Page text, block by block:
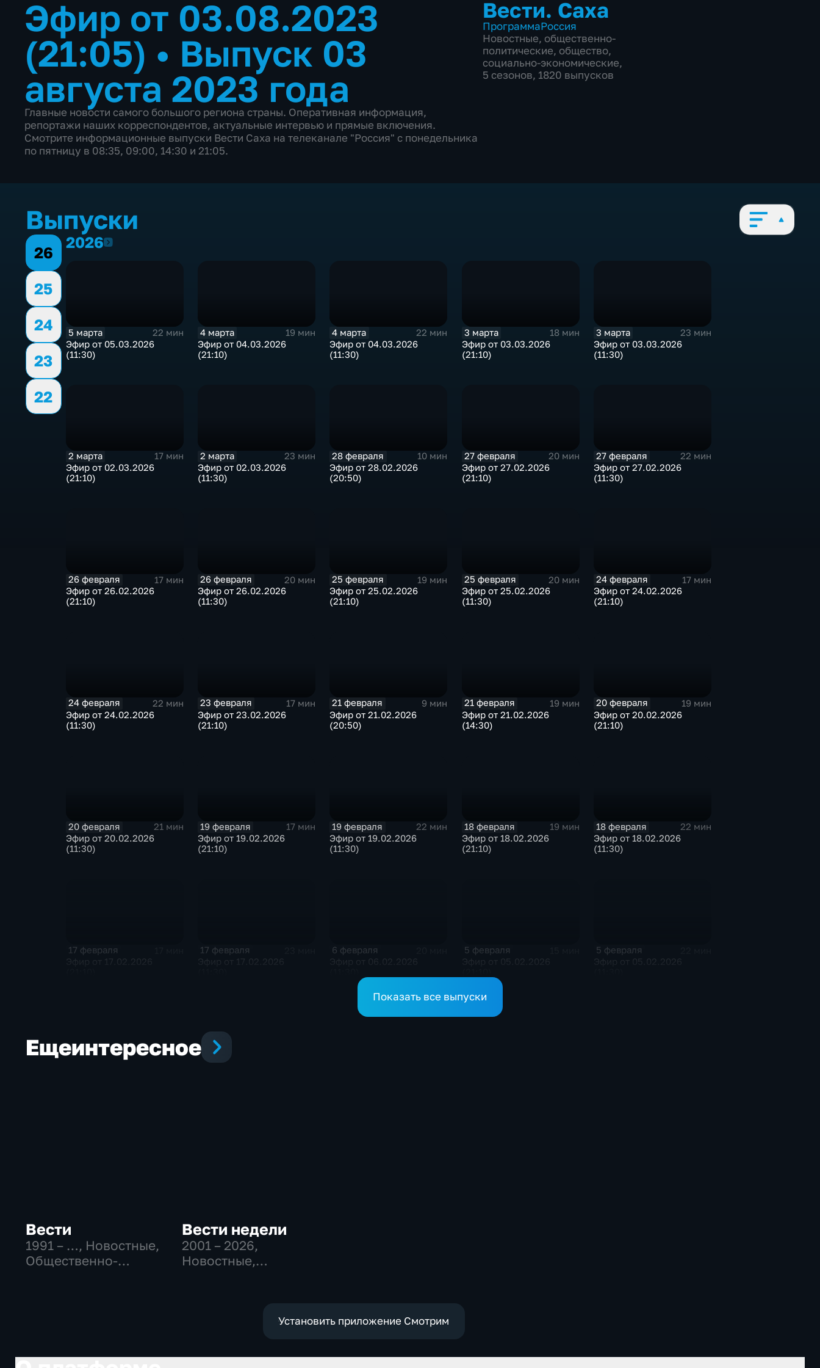
Эфир от 03.08.2023
(21:05) • Выпуск 03
августа 2023 года
Главные новости самого большого региона страны. Оперативная информация,
репортажи наших корреспондентов, актуальные интервью и прямые включения.
Смотрите информационные выпуски Вести Саха на телеканале "Россия" с понедельника
по пятницу в 08:35, 09:00, 14:30 и 21:05.
Вести. Саха
ПрограммаРоссия
Новостные, общественно-
политические, общество,
социально-экономические,
5 сезонов, 1820 выпусков
Выпуски
26
25
24
23
22
20262026
5 марта
22 мин
Эфир от 05.03.2026
(11:30)
4 марта
19 мин
Эфир от 04.03.2026
(21:10)
4 марта
22 мин
Эфир от 04.03.2026
(11:30)
3 марта
18 мин
Эфир от 03.03.2026
(21:10)
3 марта
23 мин
Эфир от 03.03.2026
(11:30)
2 марта
17 мин
Эфир от 02.03.2026
(21:10)
2 марта
23 мин
Эфир от 02.03.2026
(11:30)
28 февраля
10 мин
Эфир от 28.02.2026
(20:50)
27 февраля
20 мин
Эфир от 27.02.2026
(21:10)
27 февраля
22 мин
Эфир от 27.02.2026
(11:30)
26 февраля
17 мин
Эфир от 26.02.2026
(21:10)
26 февраля
20 мин
Эфир от 26.02.2026
(11:30)
25 февраля
19 мин
Эфир от 25.02.2026
(21:10)
25 февраля
20 мин
Эфир от 25.02.2026
(11:30)
24 февраля
17 мин
Эфир от 24.02.2026
(21:10)
24 февраля
22 мин
Эфир от 24.02.2026
(11:30)
23 февраля
17 мин
Эфир от 23.02.2026
(21:10)
21 февраля
9 мин
Эфир от 21.02.2026
(20:50)
21 февраля
19 мин
Эфир от 21.02.2026
(14:30)
20 февраля
19 мин
Эфир от 20.02.2026
(21:10)
20 февраля
21 мин
Эфир от 20.02.2026
(11:30)
19 февраля
17 мин
Эфир от 19.02.2026
(21:10)
19 февраля
22 мин
Эфир от 19.02.2026
(11:30)
18 февраля
19 мин
Эфир от 18.02.2026
(21:10)
18 февраля
22 мин
Эфир от 18.02.2026
(11:30)
17 февраля 17 февраля 6 февраля 5 февраля 5 февраля
Показать все выпуски
Ещеинтересное
Вести
1991 – …, Новостные,
Общественно-
Вести недели
2001 – 2026,
Новостные,
Установить приложение Смотрим